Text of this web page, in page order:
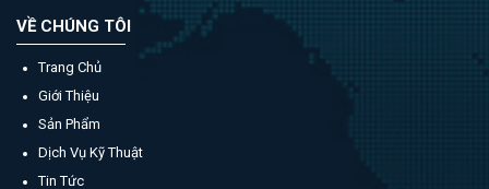
VỀ CHÚNG TÔI
Trang Chủ
Giới Thiệu
Sản Phẩm
Dịch Vụ Kỹ Thuật
Tin Tức